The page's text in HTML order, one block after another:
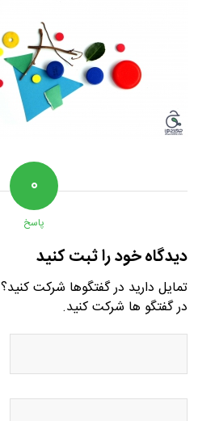
۰
پاسخ
دیدگاه خود را ثبت کنید
تمایل دارید در گفتگوها شرکت کنید؟
در گفتگو ها شرکت کنید.